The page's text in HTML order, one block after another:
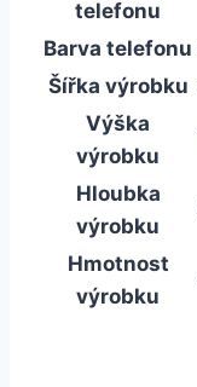
telefonu
Barva telefonu
Šířka výrobku
Výška
výrobku
Hloubka
výrobku
Hmotnost
výrobku